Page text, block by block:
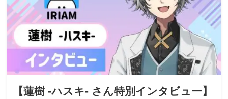
【蓮樹 -ハスキ- さん特別インタビュー】